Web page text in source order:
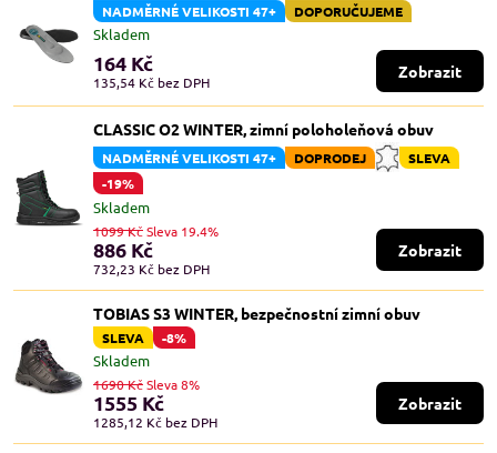
NADMĚRNÉ VELIKOSTI 47+ DOPORUČUJEME
Skladem
164 Kč
135,54 Kč bez DPH
Zobrazit
CLASSIC O2 WINTER, zimní poloholeňová obuv
NADMĚRNÉ VELIKOSTI 47+ DOPRODEJ
SLEVA
-19%
Skladem
886 Kč
732,23 Kč bez DPH
1099 KčSleva 19.4%
Zobrazit
TOBIAS S3 WINTER, bezpečnostní zimní obuv
SLEVA -8%
Skladem
1555 Kč
1285,12 Kč bez DPH
1690 KčSleva 8%
Zobrazit